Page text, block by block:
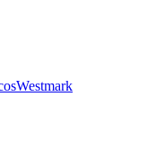
Westmark